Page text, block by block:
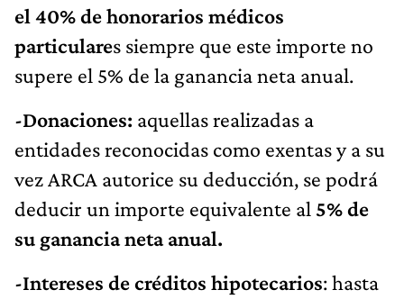
el 40% de honorarios médicos
particulares siempre que este importe no
supere el 5% de la ganancia neta anual.
-Donaciones: aquellas realizadas a
entidades reconocidas como exentas y a su
vez ARCA autorice su deducción, se podrá
deducir un importe equivalente al 5% de
su ganancia neta anual.
-Intereses de créditos hipotecarios: hasta